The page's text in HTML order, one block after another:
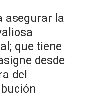
asegurar la
que tiene
desde
del